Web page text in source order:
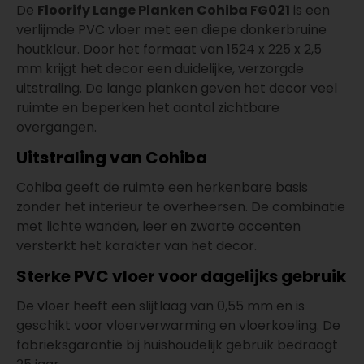
De Floorify Lange Planken Cohiba FG021 is een
verlijmde PVC vloer met een diepe donkerbruine
houtkleur. Door het formaat van 1524 x 225 x 2,5
mm krijgt het decor een duidelijke, verzorgde
uitstraling. De lange planken geven het decor veel
ruimte en beperken het aantal zichtbare
overgangen.
Uitstraling van Cohiba
Cohiba geeft de ruimte een herkenbare basis
zonder het interieur te overheersen. De combinatie
met lichte wanden, leer en zwarte accenten
versterkt het karakter van het decor.
Sterke PVC vloer voor dagelijks gebruik
De vloer heeft een slijtlaag van 0,55 mm en is
geschikt voor vloerverwarming en vloerkoeling. De
fabrieksgarantie bij huishoudelijk gebruik bedraagt